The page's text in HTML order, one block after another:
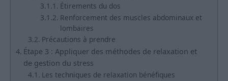
Étirements du dos
Renforcement des muscles abdominaux et
lombaires
Précautions à prendre
Étape 3 : Appliquer des méthodes de relaxation et
de gestion du stress
Les techniques de relaxation bénéfiques